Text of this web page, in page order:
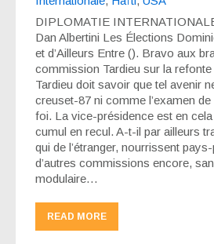
DIPLOMATIE
Dan Albertini Les Élections
et d’Ailleurs Entre (). Bravo aux
commission Tardieu sur la
Tardieu doit savoir que tel avenir
creuset-87 ni comme l’examen
foi. La vice-présidence est en
cumul en recul. A-t-il par ailleurs
qui de l’étranger, nourrissent
d’autres commissions encore,
modulaire…
READ MORE